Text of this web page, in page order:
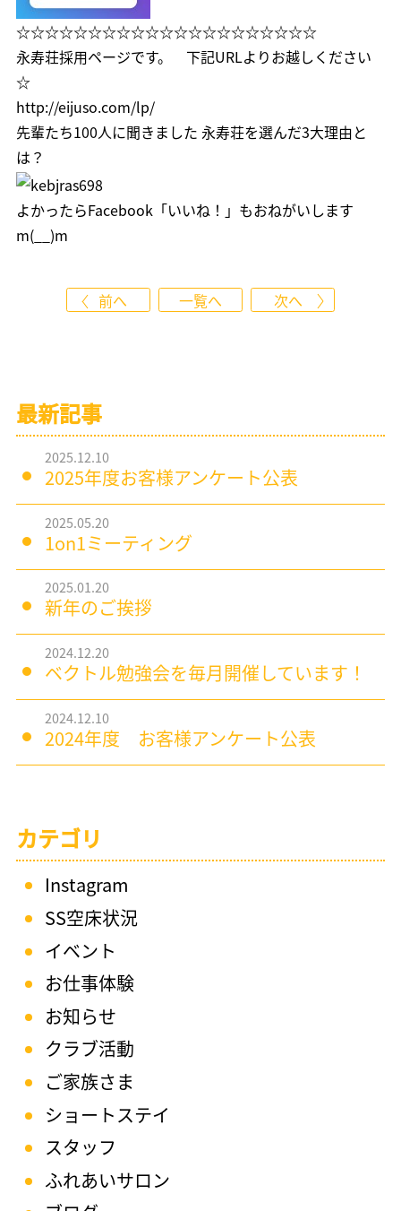
☆☆☆☆☆☆☆☆☆☆☆☆☆☆☆☆☆☆☆☆☆
永寿荘採用ページです。 下記URLよりお越しください
☆
http://eijuso.com/lp/
先輩たち100人に聞きました 永寿荘を選んだ3大理由と
は？
よかったらFacebook「いいね！」 もおねがいします
m(__)m
前へ 一覧へ 次へ
最新記事
2025.12.10
2025年度お客様アンケート公表
2025.05.20
1on1ミーティング
2025.01.20
新年のご挨拶
2024.12.20
ベクトル勉強会を毎月開催しています！
2024.12.10
2024年度 お客様アンケート公表
カテゴリ
Instagram
SS空床状況
イベント
お仕事体験
お知らせ
クラブ活動
ご家族さま
ショートステイ
スタッフ
ふれあいサロン